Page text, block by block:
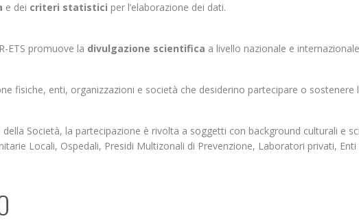
e dei criteri statistici per l’elaborazione dei dati.
ETS promuove la divulgazione scientifica a livello nazionale e
fisiche, enti, organizzazioni e società che desiderino partecipare o sostenere
della Società, la partecipazione è rivolta a soggetti con background culturali e
Locali, Ospedali, Presidi Multizonali di Prevenzione, Laboratori privati,